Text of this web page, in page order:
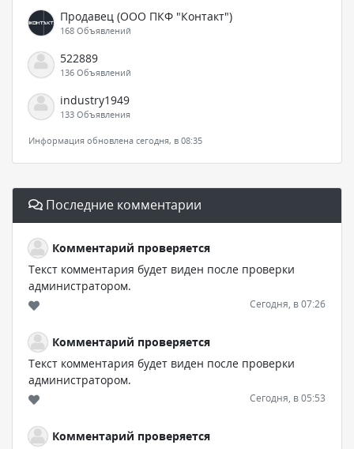
Продавец (ООО ПКФ "Контакт")
168 Объявлений
522889
136 Объявлений
industry1949
133 Объявления
Информация обновлена сегодня, в 08:35
Последние комментарии
Комментарий проверяется
Текст комментария будет виден после проверки
администратором.
Сегодня, в 07:26
Комментарий проверяется
Текст комментария будет виден после проверки
администратором.
Сегодня, в 05:53
Комментарий проверяется